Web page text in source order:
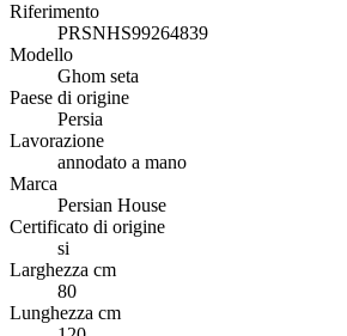
Riferimento
PRSNHS99264839
Modello
Ghom seta
Paese di origine
Persia
Lavorazione
annodato a mano
Marca
Persian House
Certificato di origine
si
Larghezza cm
80
Lunghezza cm